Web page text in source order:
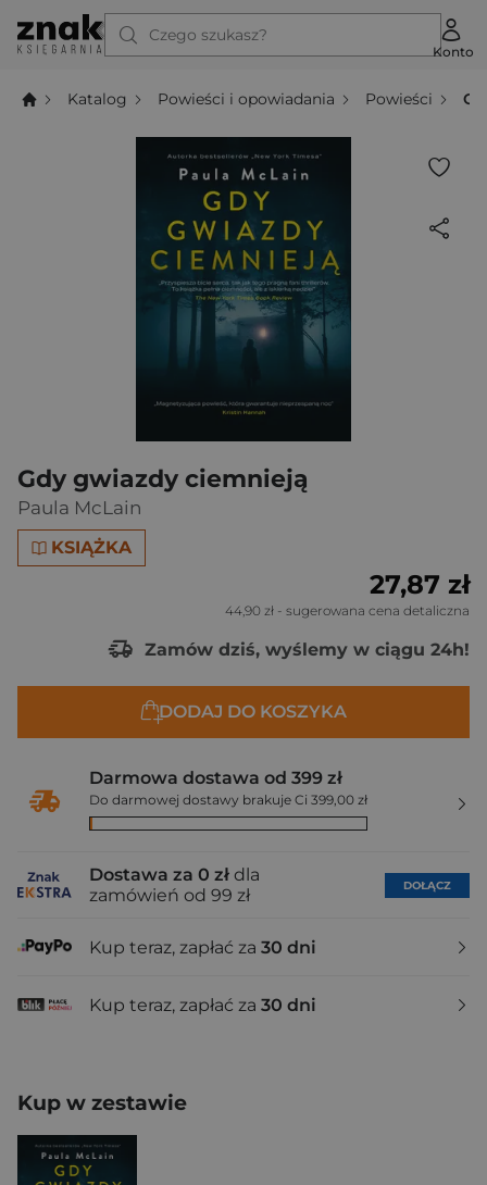
Czego szukasz?
Konto
Katalog Powieści i opowiadania Powieści
Gdy gwiazdy ciemnieją
Paula McLain
KSIĄŻKA
27,87 zł
44,90 zł - sugerowana cena detaliczna
Zamów dziś, wyślemy w ciągu 24h!
DODAJ DO KOSZYKA
Darmowa dostawa od 399 zł
Do darmowej dostawy brakuje Ci 399,00 zł
Dostawa za 0 zł dla
zamówień od 99 zł
DOŁĄCZ
Kup teraz, zapłać za 30 dni
Kup teraz, zapłać za 30 dni
Kup w zestawie